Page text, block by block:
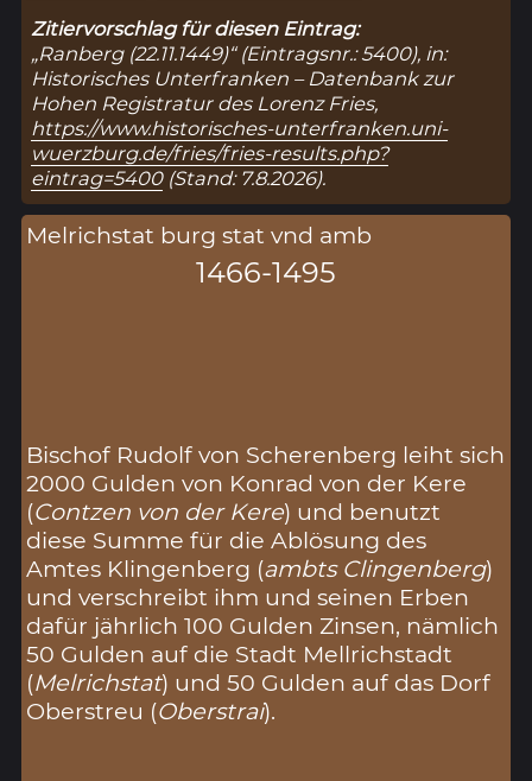
Zitiervorschlag für diesen Eintrag:
„Ranberg (22.11.1449)“ (Eintragsnr.: 5400), in:
Historisches Unterfranken – Datenbank zur
Hohen Registratur des Lorenz Fries,
https://www.historisches-unterfranken.uni-
wuerzburg.de/fries/fries-results.php?
eintrag=5400(Stand: 7.8.2026).
Melrichstat burg stat vnd amb
1466-1495
Bischof Rudolf von Scherenberg leiht sich
2000 Gulden von Konrad von der Kere
(Contzen von der Kere) und benutzt
diese Summe für die Ablösung des
Amtes Klingenberg (ambts Clingenberg)
und verschreibt ihm und seinen Erben
dafür jährlich 100 Gulden Zinsen, nämlich
50 Gulden auf die Stadt Mellrichstadt
(Melrichstat) und 50 Gulden auf das Dorf
Oberstreu (Oberstrai).